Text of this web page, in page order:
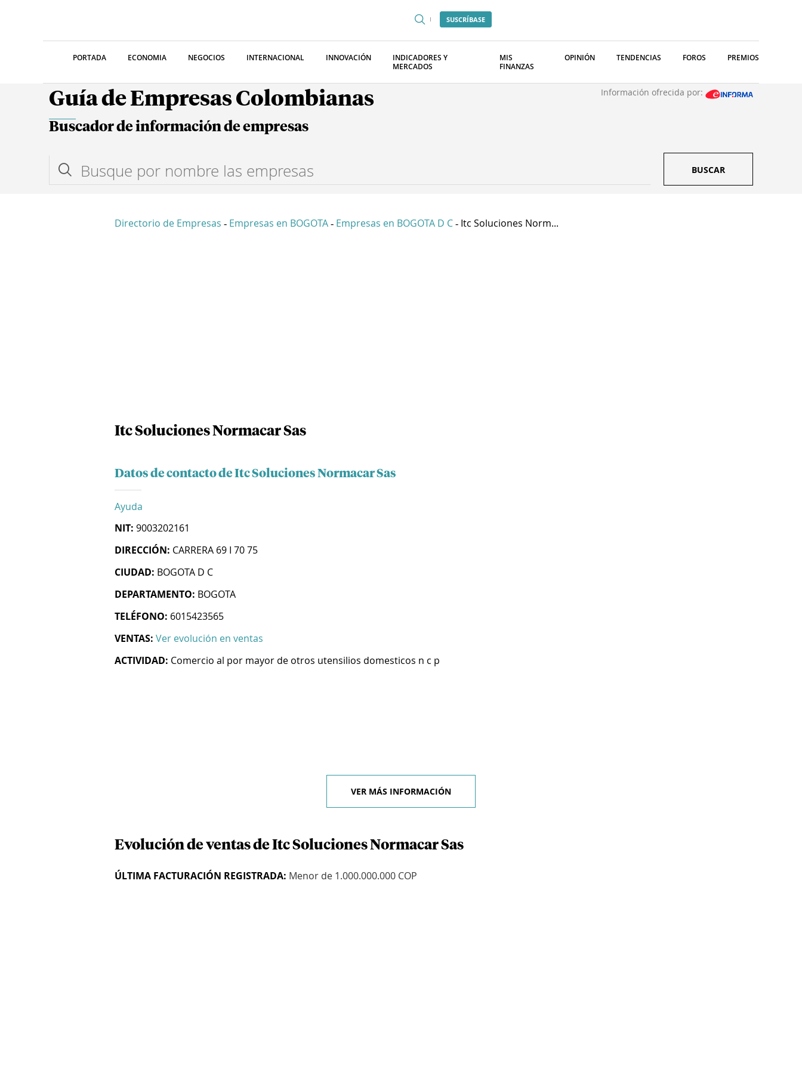
SUSCRÍBASE
PORTADA ECONOMIA NEGOCIOS INTERNACIONAL INNOVACIÓN
INDICADORES Y
MERCADOS
MIS
FINANZAS
OPINIÓN TENDENCIAS FOROS PREMIOS
Guía de Empresas Colombianas Información ofrecida por:
Buscador de información de empresas
BUSCAR
Directorio de Empresas - Empresas en BOGOTA - Empresas en BOGOTA D C - Itc Soluciones Norm...
Itc Soluciones Normacar Sas
Datos de contacto de Itc Soluciones Normacar Sas
Ayuda
NIT: 9003202161
DIRECCIÓN: CARRERA 69 I 70 75
CIUDAD: BOGOTA D C
DEPARTAMENTO: BOGOTA
TELÉFONO: 6015423565
VENTAS: Ver evolución en ventas
ACTIVIDAD: Comercio al por mayor de otros utensilios domesticos n c p
VER MÁS INFORMACIÓN
Evolución de ventas de Itc Soluciones Normacar Sas
ÚLTIMA FACTURACIÓN REGISTRADA: Menor de 1.000.000.000 COP